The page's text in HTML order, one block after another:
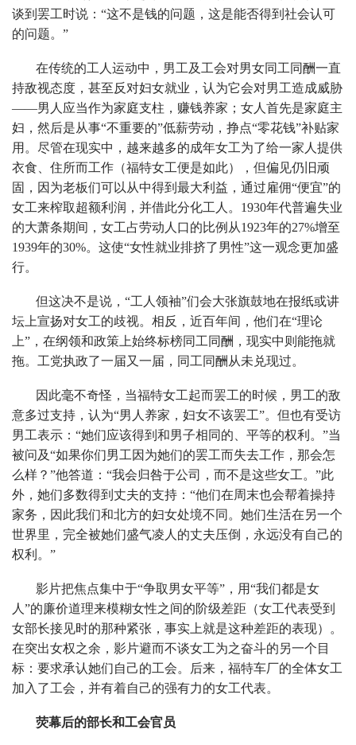
谈到罢工时说：“这不是钱的问题，这是能否得到社会认可
的问题。”
在传统的工人运动中，男工及工会对男女同工同酬一直
持敌视态度，甚至反对妇女就业，认为它会对男工造成威胁
——男人应当作为家庭支柱，赚钱养家；女人首先是家庭主
妇，然后是从事“不重要的”低薪劳动，挣点“零花钱”补贴家
用。尽管在现实中，越来越多的成年女工为了给一家人提供
衣食、住所而工作（福特女工便是如此），但偏见仍旧顽
固，因为老板们可以从中得到最大利益，通过雇佣“便宜”的
女工来榨取超额利润，并借此分化工人。1930年代普遍失业
的大萧条期间，女工占劳动人口的比例从1923年的27%增至
1939年的30%。这使“女性就业排挤了男性”这一观念更加盛
行。
但这决不是说，“工人领袖”们会大张旗鼓地在报纸或讲
坛上宣扬对女工的歧视。相反，近百年间，他们在“理论
上”，在纲领和政策上始终标榜同工同酬，现实中则能拖就
拖。工党执政了一届又一届，同工同酬从未兑现过。
因此毫不奇怪，当福特女工起而罢工的时候，男工的敌
意多过支持，认为“男人养家，妇女不该罢工”。但也有受访
男工表示：“她们应该得到和男子相同的、平等的权利。”当
被问及“如果你们男工因为她们的罢工而失去工作，那会怎
么样？”他答道：“我会归咎于公司，而不是这些女工。”此
外，她们多数得到丈夫的支持：“他们在周末也会帮着操持
家务，因此我们和北方的妇女处境不同。她们生活在另一个
世界里，完全被她们盛气凌人的丈夫压倒，永远没有自己的
权利。”
影片把焦点集中于“争取男女平等”，用“我们都是女
人”的廉价道理来模糊女性之间的阶级差距（女工代表受到
女部长接见时的那种紧张，事实上就是这种差距的表现）。
在突出女权之余，影片避而不谈女工为之奋斗的另一个目
标：要求承认她们自己的工会。后来，福特车厂的全体女工
加入了工会，并有着自己的强有力的女工代表。
荧幕后的部长和工会官员